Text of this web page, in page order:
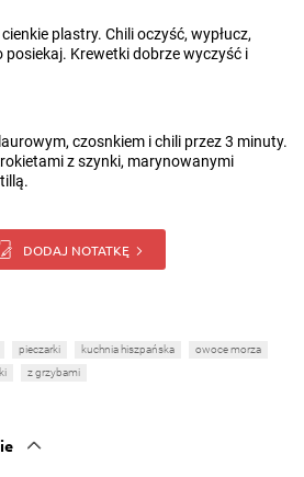
plastry. Chili oczyść, wypłucz,
Krewetki dobrze wyczyść i
czosnkiem i chili przez 3 minuty.
z szynki, marynowanymi
DODAJ NOTATKĘ
pieczarki kuchnia hiszpańska
owoce morza
z grzybami